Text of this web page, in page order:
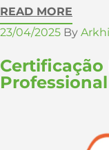
READ MORE
23/04/2025 By Arkhi